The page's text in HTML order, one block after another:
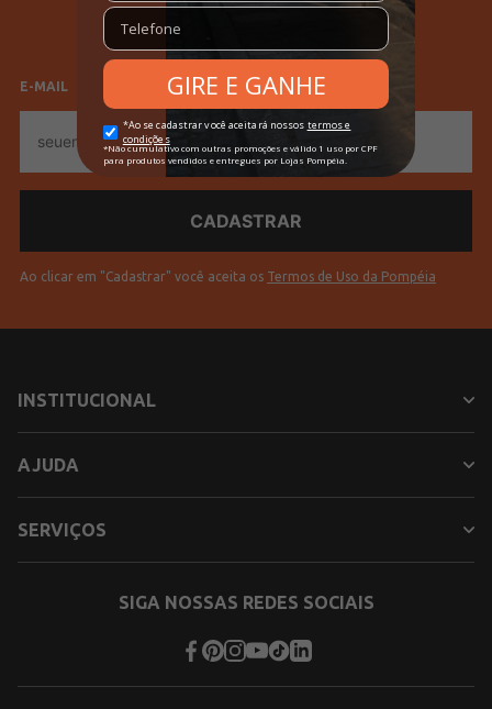
Tecido
Cores Azul
Feminino
E-MAIL
mail
Ao clicar em "Cadastrar" você aceita os Termos de Uso da Pompéia
INSTITUCIONAL
AJUDA
SERVIÇOS
SIGA NOSSAS REDES SOCIAIS